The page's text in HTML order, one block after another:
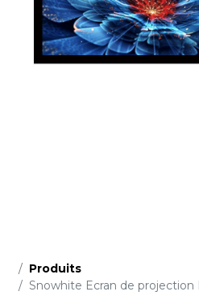
Produits
Snowhite Ecran de projection